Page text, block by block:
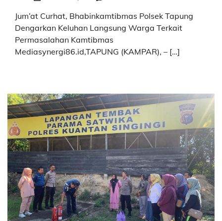
Jum’at Curhat, Bhabinkamtibmas Polsek Tapung
Dengarkan Keluhan Langsung Warga Terkait
Permasalahan Kamtibmas
Mediasynergi86.id,TAPUNG (KAMPAR), – […]